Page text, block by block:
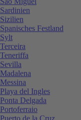
Sardinien
Sizilien
Spanisches Festland
Sylt
Terceira
Teneriffa
Sevilla
Madalena
Messina
Playa del Ingles
Ponta Delgada
Portoferraio
Puerto de la Cruz